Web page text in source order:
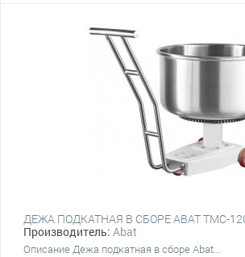
Производитель: Abat
Описание Дежа подкатная в сборе Abat...